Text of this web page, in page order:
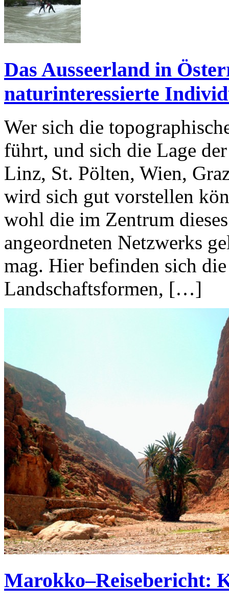
Das Ausseerland in
naturinteressierte
Wer sich die
führt, und sich die Lage
Linz, St. Pölten, Wien,
wird sich gut vorstellen
wohl die im Zentrum
angeordneten Netzwerks
mag. Hier befinden sich
Landschaftsformen, […]
Marokko–Reisebericht: